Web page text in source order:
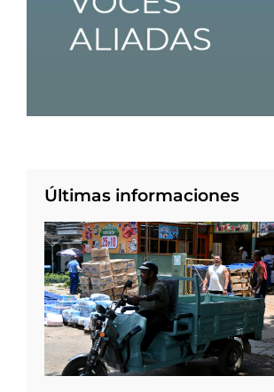
Últimas informaciones